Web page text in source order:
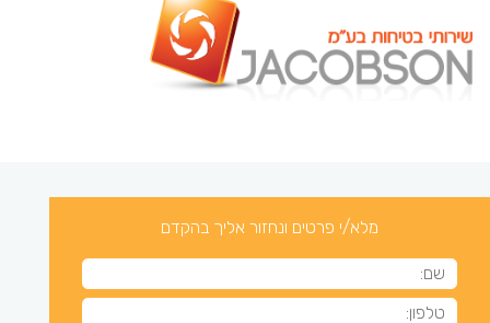
מלא/י פרטים ונחזור אליך בהקדם